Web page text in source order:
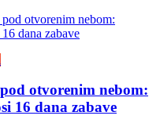
otvorenim nebom:
16 dana zabave